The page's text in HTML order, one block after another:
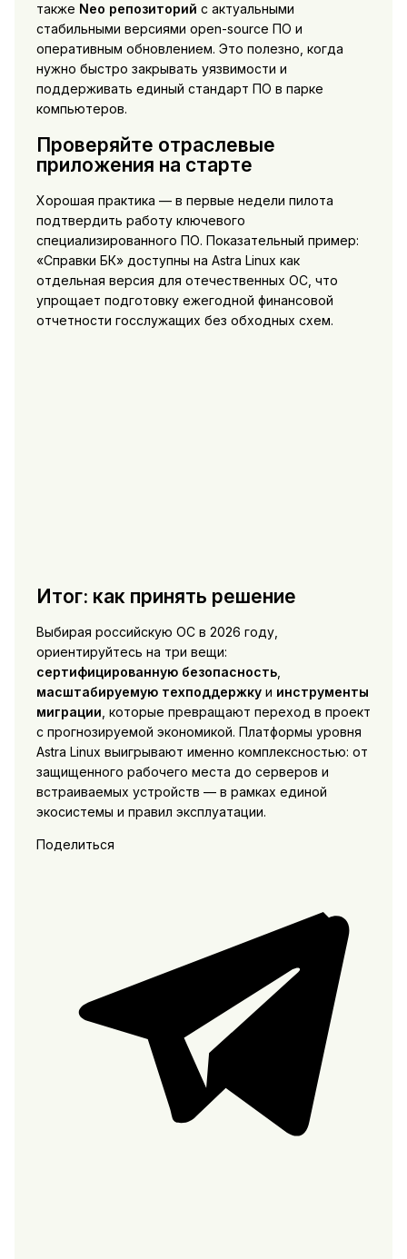
также Neo репозиторий с актуальными
стабильными версиями open-source ПО и
оперативным обновлением. Это полезно, когда
нужно быстро закрывать уязвимости и
поддерживать единый стандарт ПО в парке
компьютеров.
Проверяйте отраслевые
приложения на старте
Хорошая практика — в первые недели пилота
подтвердить работу ключевого
специализированного ПО. Показательный пример:
«Справки БК» доступны на Astra Linux как
отдельная версия для отечественных ОС, что
упрощает подготовку ежегодной финансовой
отчетности госслужащих без обходных схем.
Итог: как принять решение
Выбирая российскую ОС в 2026 году,
ориентируйтесь на три вещи:
сертифицированную безопасность,
масштабируемую техподдержкуи инструменты
миграции , которые превращают переход в проект
с прогнозируемой экономикой. Платформы уровня
Astra Linux выигрывают именно комплексностью: от
защищенного рабочего места до серверов и
встраиваемых устройств — в рамках единой
экосистемы и правил эксплуатации.
Поделиться